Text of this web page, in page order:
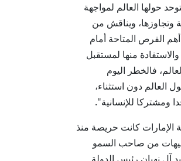
حولها العالم لمواجهة
وتجاوزها، ويناقش من
الفرص المتاحة أمام
منها لمستقبل
فالخطر اليوم
العالم دون استثناء،
ومشتركا للإنسانية".
الإمارات كانت حريصة منذ
من صاحب السمو